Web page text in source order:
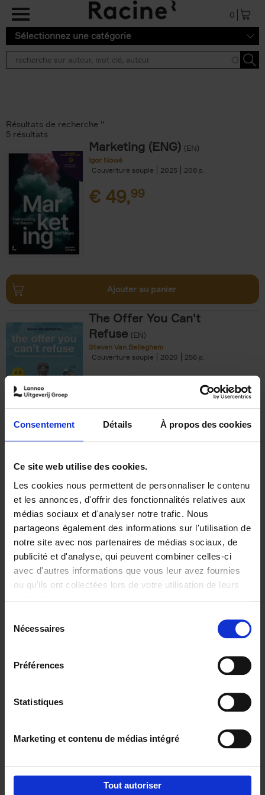
Consentement Détails À propos des cookies
Ce site web utilise des cookies.
Les cookies nous permettent de personnaliser le contenu
et les annonces, d'offrir des fonctionnalités relatives aux
médias sociaux et d'analyser notre trafic. Nous
partageons également des informations sur l'utilisation de
notre site avec nos partenaires de médias sociaux, de
publicité et d'analyse, qui peuvent combiner celles-ci
avec d'autres informations que vous leur avez fournies
ou qu'ils ont collectées lors de votre utilisation de leurs
Nécessaires
Préférences
Statistiques
Marketing et contenu de médias intégré
Tout autoriser
Aller au contenu principal
0
Sélectionnez une catégorie
Résultats de recherche ''
5 résultats
Marketing (ENG) (EN)
Igor Nowé
Couverture souple
2025 208
€ 49,99
Ajouter au panier
The Offer You Can't
Refuse (EN)
Steven Van Belleghem
Couverture souple
2020 256
€37,50
Building Bonds = Building
Business
Jochen Roef Jozefien De Feyter
Carolien Boom
Couverture souple
2025 200
€29,99
Digital marketing like a PRO -
completely revised edition (EN)